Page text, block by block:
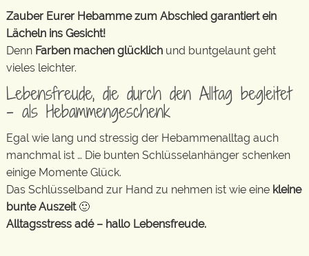
Zauber Eurer Hebamme zum Abschied garantiert ein
Lächeln ins Gesicht!
Denn Farben machen glücklich und buntgelaunt geht
vieles leichter.
Lebensfreude, die durch den Alltag begleitet
– als Hebammengeschenk
Egal wie lang und stressig der Hebammenalltag auch
manchmal ist … Die bunten Schlüsselanhänger schenken
einige Momente Glück.
Das Schlüsselband zur Hand zu nehmen ist wie eine kleine
bunte Auszeit🙂
Alltagsstress adé – hallo Lebensfreude.